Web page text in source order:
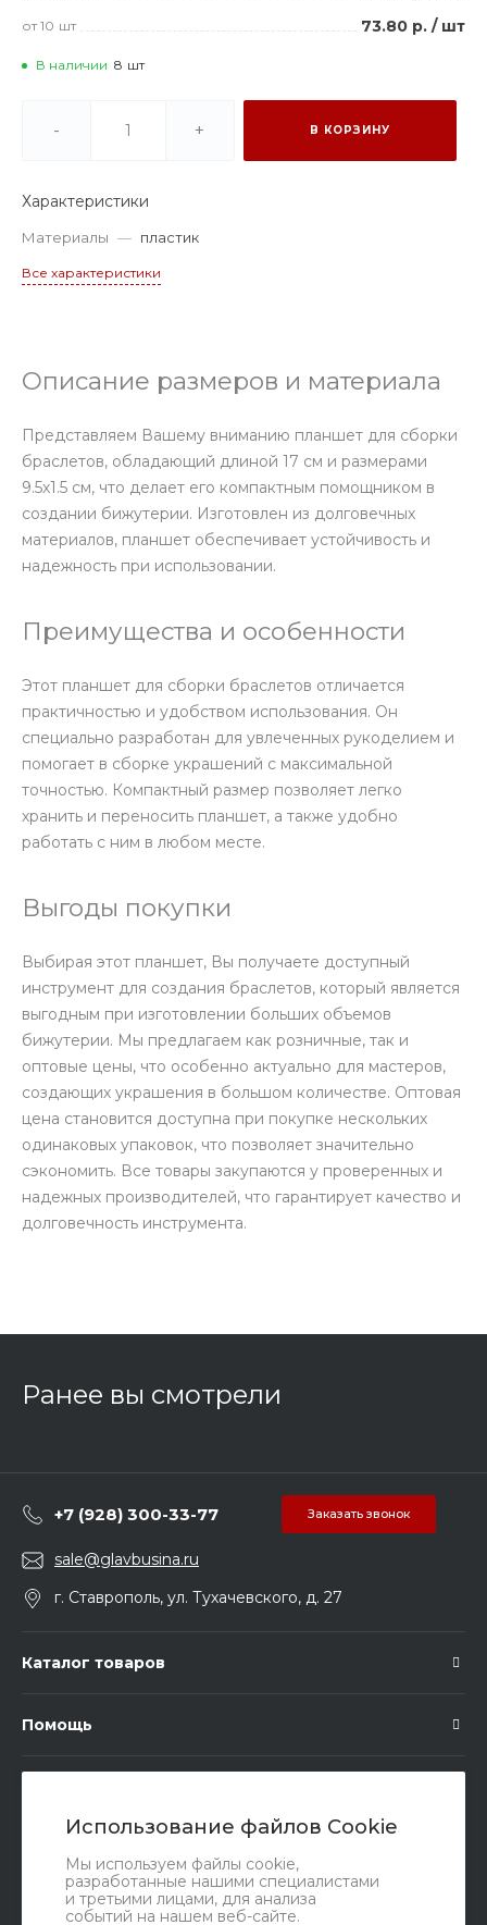
Использование файлов Cookie
Мы используем файлы cookie,
разработанные нашими специалистами
и третьими лицами, для анализа
событий на нашем веб-сайте.
от 10 шт 73.80 р. / шт
В наличии 8 шт
- + В КОРЗИНУ
Характеристики
Материалы — пластик
Все характеристики
Описание размеров и материала
Представляем Вашему вниманию планшет для сборки
браслетов, обладающий длиной 17 см и размерами
9.5х1.5 см, что делает его компактным помощником в
создании бижутерии. Изготовлен из долговечных
материалов, планшет обеспечивает устойчивость и
надежность при использовании.
Преимущества и особенности
Этот планшет для сборки браслетов отличается
практичностью и удобством использования. Он
специально разработан для увлеченных рукоделием и
помогает в сборке украшений с максимальной
точностью. Компактный размер позволяет легко
хранить и переносить планшет, а также удобно
работать с ним в любом месте.
Выгоды покупки
Выбирая этот планшет, Вы получаете доступный
инструмент для создания браслетов, который является
выгодным при изготовлении больших объемов
бижутерии. Мы предлагаем как розничные, так и
оптовые цены, что особенно актуально для мастеров,
создающих украшения в большом количестве. Оптовая
цена становится доступна при покупке нескольких
одинаковых упаковок, что позволяет значительно
сэкономить. Все товары закупаются у проверенных и
надежных производителей, что гарантирует качество и
долговечность инструмента.
Ранее вы смотрели
+7 (928) 300-33-77 Заказать звонок
sale@glavbusina.ru
г. Ставрополь, ул. Тухачевского, д. 27
Каталог товаров
Помощь